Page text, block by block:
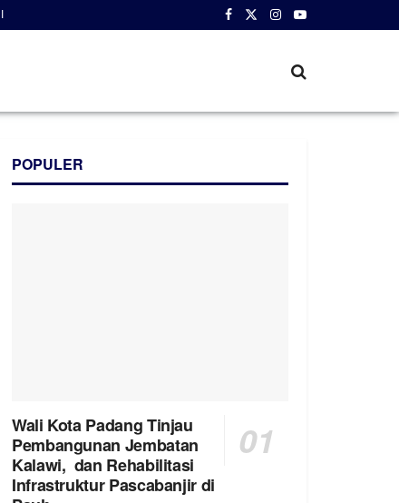
POPULER
Wali Kota Padang Tinjau
Pembangunan Jembatan
Kalawi, dan Rehabilitasi
Infrastruktur Pascabanjir di